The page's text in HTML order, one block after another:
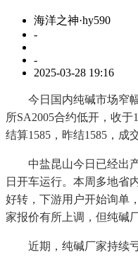
海洋之神·hy590
-
-
2025-03-28 19:16
今日国内纯碱市场窄幅
所SA2005合约低开，收于
结算1585，昨结1585，成
中盐昆山今日已经出产
日开车运行。本周多地省
好转，下游用户开始询单
家报价有所上调，但纯碱
近期，纯碱厂家持续亏